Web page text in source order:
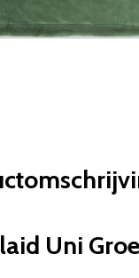
Uni